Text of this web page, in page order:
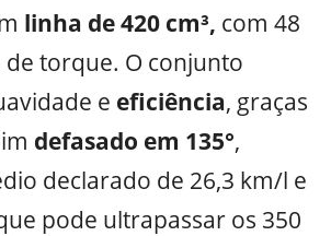
linha de 420 cm³, com 48
de torque. O conjunto
e eficiência, graças
defasado em 135°,
declarado de 26,3 km/l e
pode ultrapassar os 350